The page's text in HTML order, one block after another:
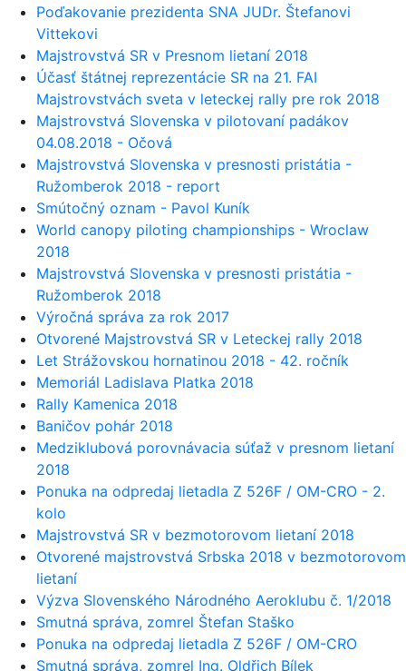
Poďakovanie prezidenta SNA JUDr. Štefanovi
Vittekovi
Majstrovstvá SR v Presnom lietaní 2018
Účasť štátnej reprezentácie SR na 21. FAI
Majstrovstvách sveta v leteckej rally pre rok 2018
Majstrovstvá Slovenska v pilotovaní padákov
04.08.2018 - Očová
Majstrovstvá Slovenska v presnosti pristátia -
Ružomberok 2018 - report
Smútočný oznam - Pavol Kuník
World canopy piloting championships - Wroclaw
2018
Majstrovstvá Slovenska v presnosti pristátia -
Ružomberok 2018
Výročná správa za rok 2017
Otvorené Majstrovstvá SR v Leteckej rally 2018
Let Strážovskou hornatinou 2018 - 42. ročník
Memoriál Ladislava Platka 2018
Rally Kamenica 2018
Baničov pohár 2018
Medziklubová porovnávacia súťaž v presnom lietaní
2018
Ponuka na odpredaj lietadla Z 526F / OM-CRO - 2.
kolo
Majstrovstvá SR v bezmotorovom lietaní 2018
Otvorené majstrovstvá Srbska 2018 v bezmotorovom
lietaní
Výzva Slovenského Národného Aeroklubu č. 1/2018
Smutná správa, zomrel Štefan Staško
Ponuka na odpredaj lietadla Z 526F / OM-CRO
Smutná správa, zomrel Ing. Oldřich Bílek